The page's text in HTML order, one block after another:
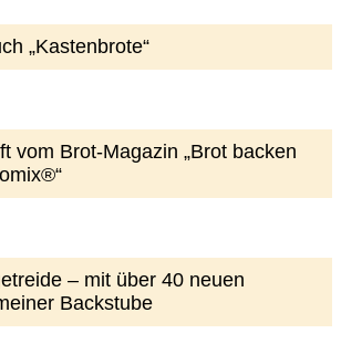
„Kastenbrote“
vom Brot-Magazin „Brot backen
– mit über 40 neuen
Backstube